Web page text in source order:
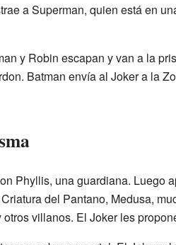
a Superman, quien está en
y Robin escapan y van a la
Batman envía al Joker a la
Phyllis, una guardiana. Luego
del Pantano, Medusa,
villanos. El Joker les